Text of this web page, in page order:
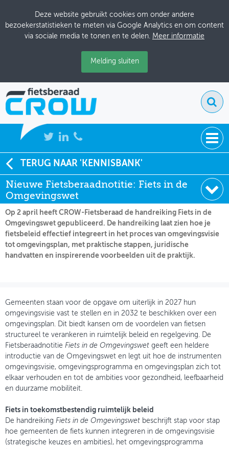
Deze website gebruikt cookies om onder andere
bezoekerstatistieken te meten via Google Analytics en om content
via sociale media te tonen en te delen. Meer informatie
Melding sluiten
NIEUWS
BIJEENKOMSTEN
KENNISBANK
ADRESSENBOEK
OVER FIETSBERAAD
GEBRUIKER
TERUG NAAR 'KENNISBANK'
Nieuwe Fietsberaadnotitie: Fiets in de
Omgevingswet
Soort:
Nieuws Fietsberaad
Datum:
07-04-2026
Op 2 april heeft CROW-Fietsberaad de handreiking Fiets in de
Omgevingswet gepubliceerd. De handreiking laat zien hoe je
fietsbeleid effectief integreert in het proces van omgevingsvisie
tot omgevingsplan, met praktische stappen, juridische
handvatten en inspirerende voorbeelden uit de praktijk.
Gemeenten staan voor de opgave om uiterlijk in 2027 hun
omgevingsvisie vast te stellen en in 2032 te beschikken over een
omgevingsplan. Dit biedt kansen om de voordelen van fietsen
structureel te verankeren in ruimtelijk beleid en regelgeving. De
Fietsberaadnotitie Fiets in de Omgevingswet geeft een heldere
introductie van de Omgevingswet en legt uit hoe de instrumenten
omgevingsvisie, omgevingsprogramma en omgevingsplan zich tot
elkaar verhouden en tot de ambities voor gezondheid, leefbaarheid
en duurzame mobiliteit.
Fiets in toekomstbestendig ruimtelijk beleid
De handreiking Fiets in de Omgevingswet beschrijft stap voor stap
hoe gemeenten de fiets kunnen integreren in de omgevingsvisie
(strategische keuzes en ambities), het omgevingsprogramma